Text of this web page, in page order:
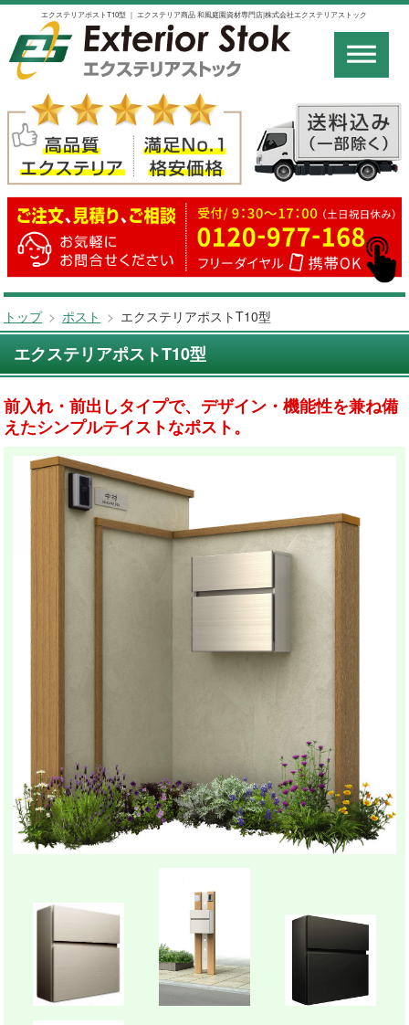
エクステリアポストT10型 ｜ エクステリア商品 和風庭園資材専門店|株式会社エクステリアストック
トップ > ポスト > エクステリアポストT10型
エクステリアポストT10型
前入れ・前出しタイプで、デザイン・機能性を兼ね備
えたシンプルテイストなポスト。